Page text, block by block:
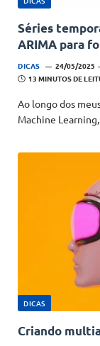
Séries
ARIMA para
DICAS 24/05/2025
13 MINUTOS DE
Ao longo dos
Machine
DICAS
Criando